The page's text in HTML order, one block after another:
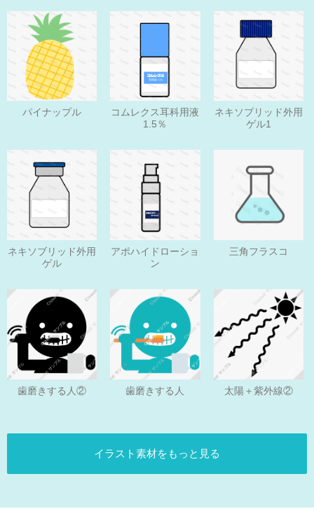
パイナップル
コムレクス耳科用液
1.5％
ネキソブリッド外用
ゲル1
ネキソブリッド外用
ゲル
アポハイドローショ
ン
三角フラスコ
歯磨きする人② 歯磨きする人 太陽＋紫外線②
イラスト素材をもっと見る